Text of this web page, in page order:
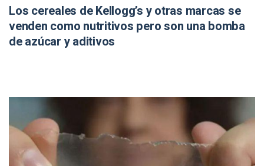
Los cereales de Kellogg’s y otras marcas se
venden como nutritivos pero son una bomba
de azúcar y aditivos